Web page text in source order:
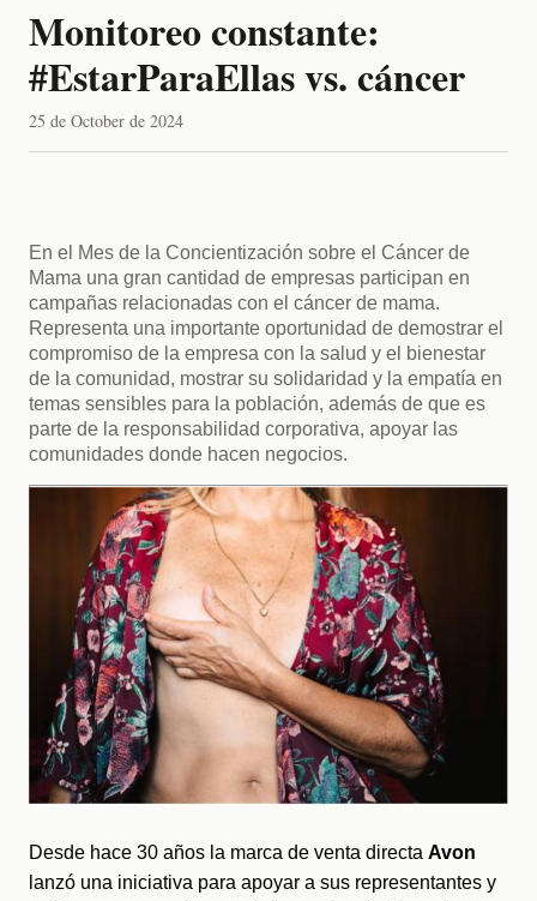
Monitoreo constante:
#EstarParaEllas vs. cáncer
25 de October de 2024
En el Mes de la Concientización sobre el Cáncer de
Mama una gran cantidad de empresas participan en
campañas relacionadas con el cáncer de mama.
Representa una importante oportunidad de demostrar el
compromiso de la empresa con la salud y el bienestar
de la comunidad, mostrar su solidaridad y la empatía en
temas sensibles para la población, además de que es
parte de la responsabilidad corporativa, apoyar las
comunidades donde hacen negocios.
Desde hace 30 años la marca de venta directa Avon
lanzó una iniciativa para apoyar a sus representantes y